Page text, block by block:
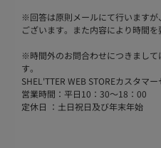
※回答は原則メールにて行います
ございます。また内容により時間を
※時間外のお問合わせにつきまし
す。
SHEL'TTER WEB STOREカスタマ
営業時間：平日10：30～18：00
定休日 ：土日祝日及び年末年始